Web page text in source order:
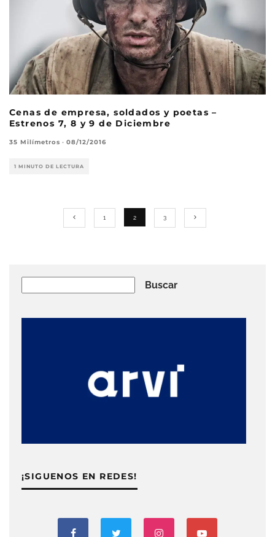
Cenas de empresa, soldados y poetas –
Estrenos 7, 8 y 9 de Diciembre
35 Milímetros · 08/12/2016
1 MINUTO DE LECTURA
1 2 3
Buscar
¡SIGUENOS EN REDES!